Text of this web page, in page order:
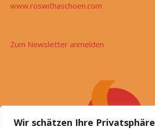
Wir schätzen Ihre Privatsphäre
www.roswithaschoen.com
Zum Newsletter anmelden